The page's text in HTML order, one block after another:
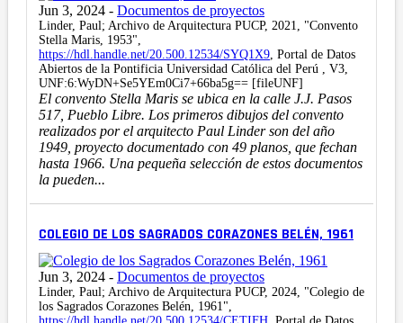
Jun 3, 2024 - Documentos de proyectos
Linder, Paul; Archivo de Arquitectura PUCP, 2021, "Convento
Stella Maris, 1953",
https://hdl.handle.net/20.500.12534/SYQ1X9, Portal de Datos
Abiertos de la Pontificia Universidad Católica del Perú , V3,
UNF:6:WyDN+Se5YEm0Ci7+66ba5g== [fileUNF]
El convento Stella Maris se ubica en la calle J.J. Pasos
517, Pueblo Libre. Los primeros dibujos del convento
realizados por el arquitecto Paul Linder son del año
1949, proyecto documentado con 49 planos, que fechan
hasta 1966. Una pequeña selección de estos documentos
la pueden...
COLEGIO DE LOS SAGRADOS CORAZONES BELÉN, 1961
Jun 3, 2024 - Documentos de proyectos
Linder, Paul; Archivo de Arquitectura PUCP, 2024, "Colegio de
los Sagrados Corazones Belén, 1961",